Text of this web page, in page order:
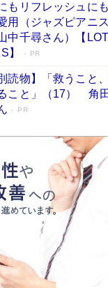
の人気シリーズ最新作
れた直木賞受賞作もラ
ー］
Book Bang
もリフレッシュに
用（ジャズピアニス
中千尋さん）【
】
PR
読物】「救うこと
こと」（17） 角
PR